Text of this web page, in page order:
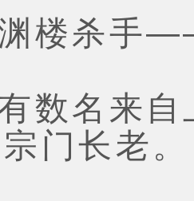
杀手——
来自上
门长老。